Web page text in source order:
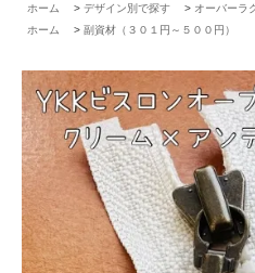
ホーム
> デザイン別で探す > オーバーラ
ホーム
> 副資材（３０１円～５００円）